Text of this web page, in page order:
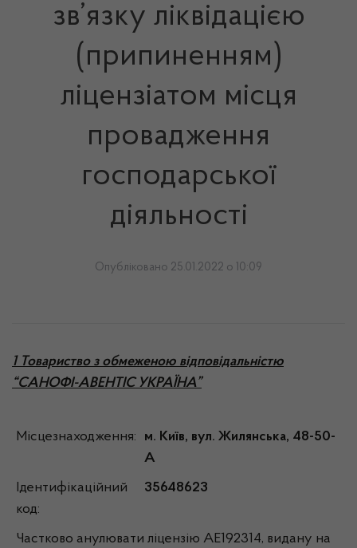
зв’язку ліквідацією
(припиненням)
ліцензіатом місця
провадження
господарської
діяльності
Опубліковано 25.01.2022 о 10:09
1 Товариство з обмеженою відповідальністю
“САНОФІ-АВЕНТІС УКРАЇНА”
Місцезнаходження:
м. Київ, вул. Жилянська, 48-50-
А
Ідентифікаційний
код:
35648623
Частково анулювати ліцензію АЕ192314, видану на